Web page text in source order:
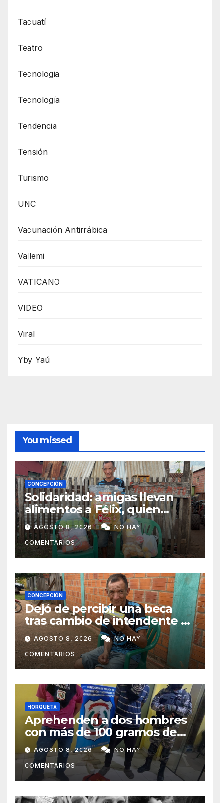
Tacuatí
Teatro
Tecnologia
Tecnología
Tendencia
Tensión
Turismo
UNC
Vacunación Antirrábica
Vallemi
VATICANO
VIDEO
Viral
Yby Yaú
You missed
CONCEPCIÓN
Solidaridad: amigas llevan
alimentos a Félix, quien
ahora vende caramelos para
subsistir
AGOSTO 8, 2026 NO HAY
COMENTARIOS
CONCEPCIÓN
Dejó de percibir una beca
tras cambio de intendente y
ahora vende caramelos para
subsistir
AGOSTO 8, 2026 NO HAY
COMENTARIOS
HORQUETA
Aprehenden a dos hombres
con más de 100 gramos de
supuesta marihuana en
Horqueta
AGOSTO 8, 2026 NO HAY
COMENTARIOS